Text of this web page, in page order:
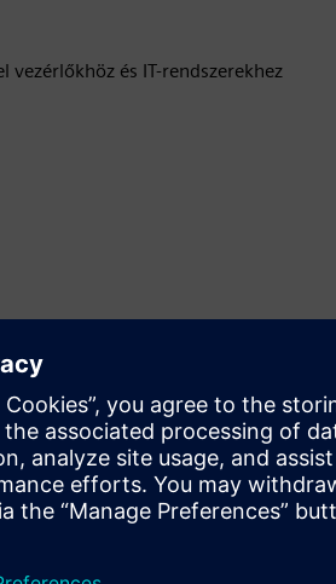
vezérlőkhöz és IT-rendszerekhez